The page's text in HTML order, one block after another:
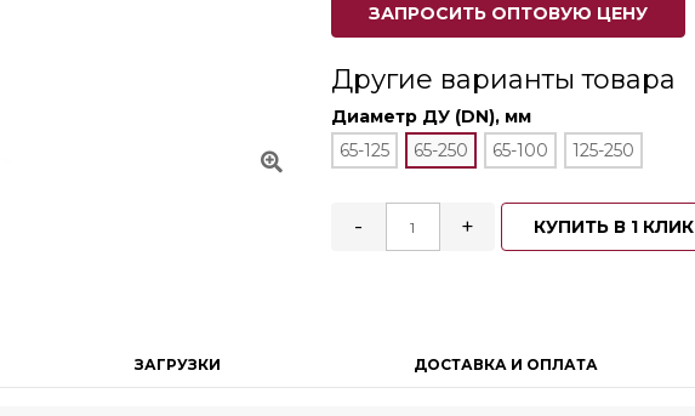
ЗАПРОСИТЬ ОПТОВУЮ ЦЕНУ
Другие варианты товара
Диаметр ДУ (DN), мм
65-125
65-250 65-100 125-250
- + КУПИТЬ В 1 КЛИК
ЗАГРУЗКИ ДОСТАВКА И ОПЛАТА